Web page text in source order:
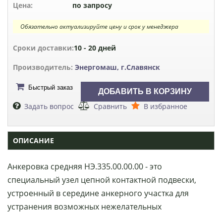
Цена: по запросу
Обязательно актуализируйте цену и срок у менеджера
Сроки доставки:10 - 20 дней
Производитель: Энергомаш, г.Славянск
Быстрый заказ
Задать вопрос Сравнить В избранное
ОПИСАНИЕ
Анкеровка средняя НЭ.335.00.00.00 - это
специальный узел цепной контактной подвески,
устроенный в середине анкерного участка для
устранения возможных нежелательных